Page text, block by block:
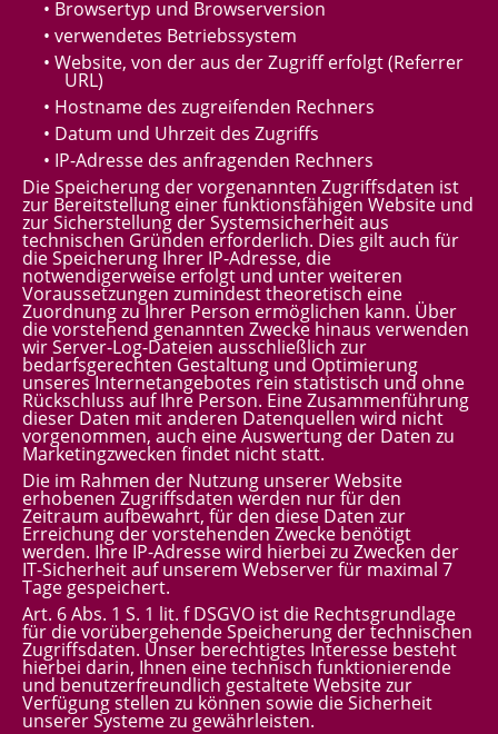
• Browsertyp und Browserversion
• verwendetes Betriebssystem
• Website, von der aus der Zugriff erfolgt (Referrer
URL)
• Hostname des zugreifenden Rechners
• Datum und Uhrzeit des Zugriffs
• IP-Adresse des anfragenden Rechners
Die Speicherung der vorgenannten Zugriffsdaten ist
zur Bereitstellung einer funktionsfähigen Website und
zur Sicherstellung der Systemsicherheit aus
technischen Gründen erforderlich. Dies gilt auch für
die Speicherung Ihrer IP-Adresse, die
notwendigerweise erfolgt und unter weiteren
Voraussetzungen zumindest theoretisch eine
Zuordnung zu Ihrer Person ermöglichen kann. Über
die vorstehend genannten Zwecke hinaus verwenden
wir Server-Log-Dateien ausschließlich zur
bedarfsgerechten Gestaltung und Optimierung
unseres Internetangebotes rein statistisch und ohne
Rückschluss auf Ihre Person. Eine Zusammenführung
dieser Daten mit anderen Datenquellen wird nicht
vorgenommen, auch eine Auswertung der Daten zu
Marketingzwecken findet nicht statt.
Die im Rahmen der Nutzung unserer Website
erhobenen Zugriffsdaten werden nur für den
Zeitraum aufbewahrt, für den diese Daten zur
Erreichung der vorstehenden Zwecke benötigt
werden. Ihre IP-Adresse wird hierbei zu Zwecken der
IT-Sicherheit auf unserem Webserver für maximal 7
Tage gespeichert.
Art. 6 Abs. 1 S. 1 lit. f DSGVO ist die Rechtsgrundlage
für die vorübergehende Speicherung der technischen
Zugriffsdaten. Unser berechtigtes Interesse besteht
hierbei darin, Ihnen eine technisch funktionierende
und benutzerfreundlich gestaltete Website zur
Verfügung stellen zu können sowie die Sicherheit
unserer Systeme zu gewährleisten.